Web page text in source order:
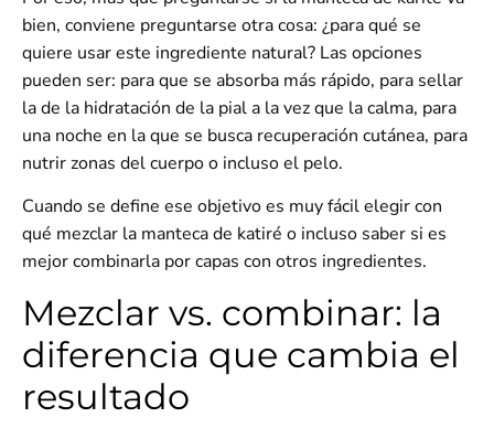
bien, conviene preguntarse otra cosa: ¿para qué se
quiere usar este ingrediente natural? Las opciones
pueden ser: para que se absorba más rápido, para sellar
la de la hidratación de la pial a la vez que la calma, para
una noche en la que se busca recuperación cutánea, para
nutrir zonas del cuerpo o incluso el pelo.
Cuando se define ese objetivo es muy fácil elegir con
qué mezclar la manteca de katiré o incluso saber si es
mejorcombinarla por capas con otros ingredientes.
Mezclar vs. combinar: la
diferencia que cambia el
resultado